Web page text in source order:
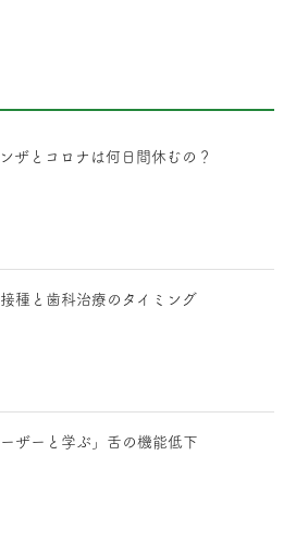
ザとコロナは何日間休むの？
種と歯科治療のタイミング
ーザーと学ぶ」舌の機能低下